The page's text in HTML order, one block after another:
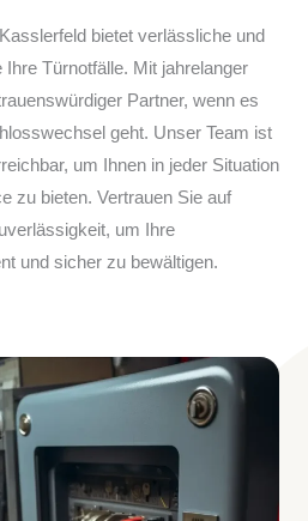
bietet verlässliche und
Türnotfälle. Mit jahrelanger
Partner, wenn es
geht. Unser Team ist
um Ihnen in jeder Situation
zu bieten. Vertrauen Sie auf
um Ihre
und sicher zu bewältigen.